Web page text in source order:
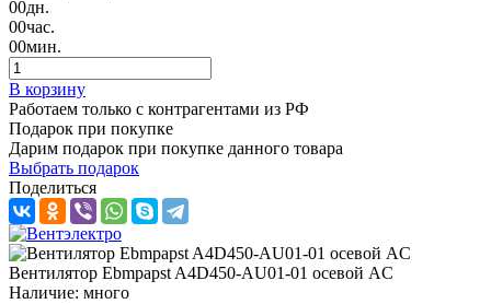
00дн.
00час.
00мин.
В корзину
Работаем только с контрагентами из РФ
Подарок при покупке
Дарим подарок при покупке данного товара
Выбрать подарок
Поделиться
Вентилятор Ebmpapst A4D450-AU01-01 осевой AC
Наличие: много